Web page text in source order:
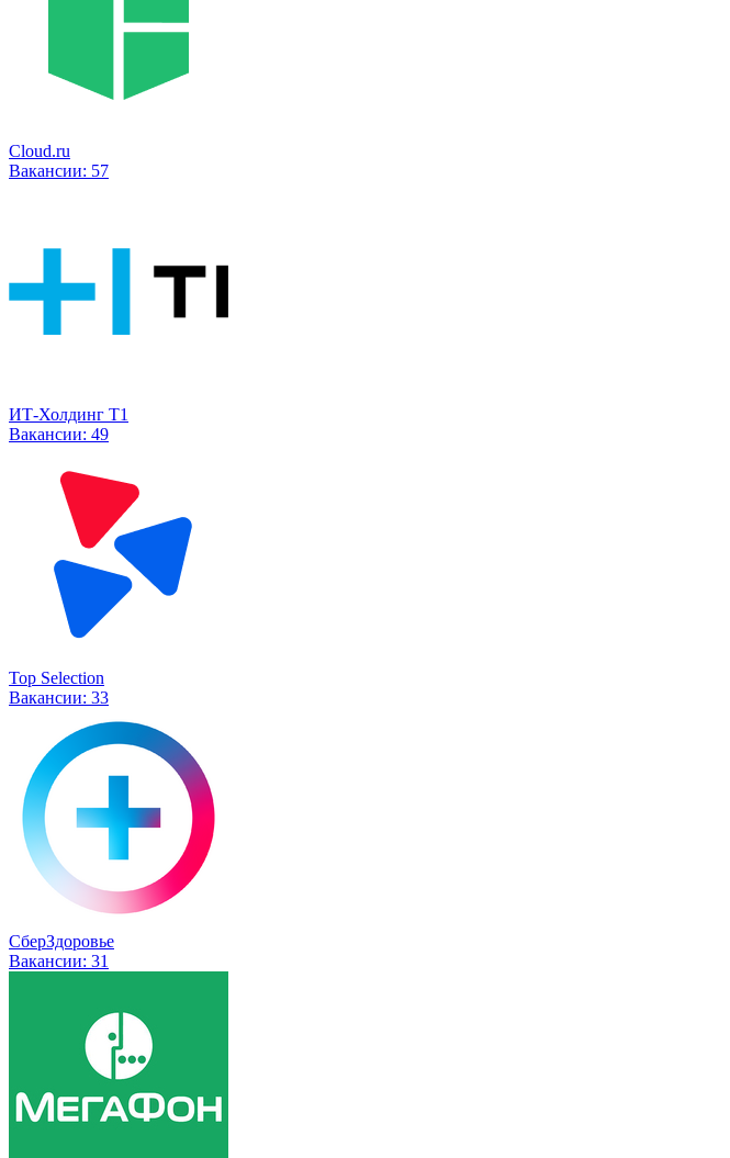
Cloud.ru
Вакансии: 57
ИТ-Холдинг Т1
Вакансии: 49
Top Selection
Вакансии: 33
СберЗдоровье
Вакансии: 31